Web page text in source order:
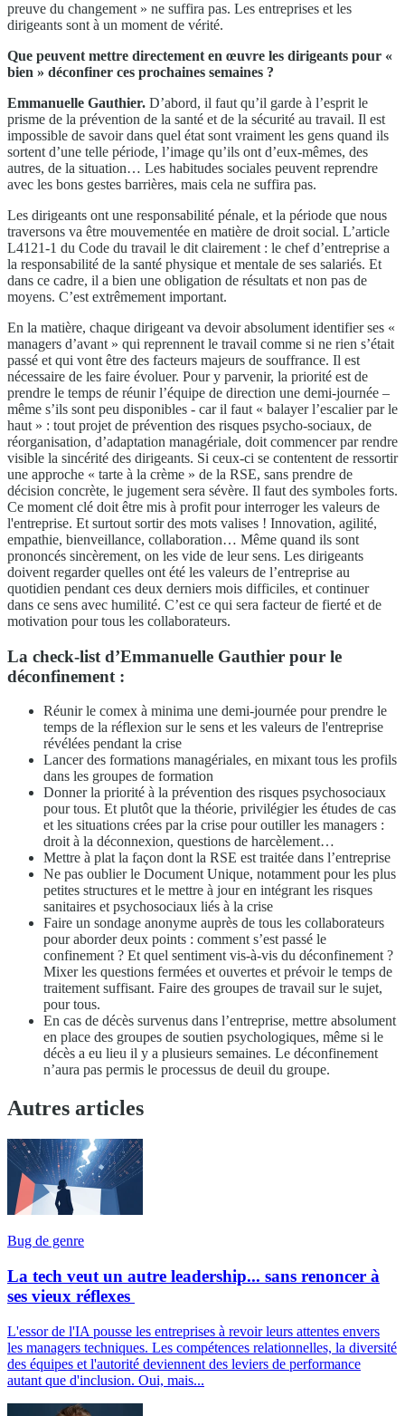
preuve du changement » ne suffira pas. Les entreprises et les
dirigeants sont à un moment de vérité.
Que peuvent mettre directement en œuvre les dirigeants pour «
bien » déconfiner ces prochaines semaines ?
Emmanuelle Gauthier. D’abord, il faut qu’il garde à l’esprit le
prisme de la prévention de la santé et de la sécurité au travail. Il est
impossible de savoir dans quel état sont vraiment les gens quand ils
sortent d’une telle période, l’image qu’ils ont d’eux-mêmes, des
autres, de la situation… Les habitudes sociales peuvent reprendre
avec les bons gestes barrières, mais cela ne suffira pas.
Les dirigeants ont une responsabilité pénale, et la période que nous
traversons va être mouvementée en matière de droit social. L’article
L4121-1 du Code du travail le dit clairement : le chef d’entreprise a
la responsabilité de la santé physique et mentale de ses salariés. Et
dans ce cadre, il a bien une obligation de résultats et non pas de
moyens. C’est extrêmement important.
En la matière, chaque dirigeant va devoir absolument identifier ses «
managers d’avant » qui reprennent le travail comme si ne rien s’était
passé et qui vont être des facteurs majeurs de souffrance. Il est
nécessaire de les faire évoluer. Pour y parvenir, la priorité est de
prendre le temps de réunir l’équipe de direction une demi-journée –
même s’ils sont peu disponibles - car il faut « balayer l’escalier par le
haut » : tout projet de prévention des risques psycho-sociaux, de
réorganisation, d’adaptation managériale, doit commencer par rendre
visible la sincérité des dirigeants. Si ceux-ci se contentent de ressortir
une approche « tarte à la crème » de la RSE, sans prendre de
décision concrète, le jugement sera sévère. Il faut des symboles forts.
Ce moment clé doit être mis à profit pour interroger les valeurs de
l'entreprise. Et surtout sortir des mots valises ! Innovation, agilité,
empathie, bienveillance, collaboration… Même quand ils sont
prononcés sincèrement, on les vide de leur sens. Les dirigeants
doivent regarder quelles ont été les valeurs de l’entreprise au
quotidien pendant ces deux derniers mois difficiles, et continuer
dans ce sens avec humilité. C’est ce qui sera facteur de fierté et de
motivation pour tous les collaborateurs.
La check-list d’Emmanuelle Gauthier pour le
déconfinement :
Réunir le comex à minima une demi-journée pour prendre le
temps de la réflexion sur le sens et les valeurs de l'entreprise
révélées pendant la crise
Lancer des formations managériales, en mixant tous les profils
dans les groupes de formation
Donner la priorité à la prévention des risques psychosociaux
pour tous. Et plutôt que la théorie, privilégier les études de cas
et les situations crées par la crise pour outiller les managers :
droit à la déconnexion, questions de harcèlement…
Mettre à plat la façon dont la RSE est traitée dans l’entreprise
Ne pas oublier le Document Unique, notamment pour les plus
petites structures et le mettre à jour en intégrant les risques
sanitaires et psychosociaux liés à la crise
Faire un sondage anonyme auprès de tous les collaborateurs
pour aborder deux points : comment s’est passé le
confinement ? Et quel sentiment vis-à-vis du déconfinement ?
Mixer les questions fermées et ouvertes et prévoir le temps de
traitement suffisant. Faire des groupes de travail sur le sujet,
pour tous.
En cas de décès survenus dans l’entreprise, mettre absolument
en place des groupes de soutien psychologiques, même si le
décès a eu lieu il y a plusieurs semaines. Le déconfinement
n’aura pas permis le processus de deuil du groupe.
Autres articles
Bug de genre
La tech veut un autre leadership... sans renoncer à
ses vieux réflexes
L'essor de l'IA pousse les entreprises à revoir leurs attentes envers
les managers techniques. Les compétences relationnelles, la diversité
des équipes et l'autorité deviennent des leviers de performance
autant que d'inclusion. Oui, mais...